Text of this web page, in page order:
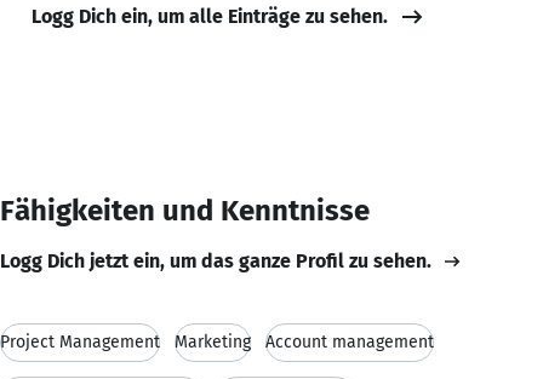
Logg Dich ein, um alle Einträge zu sehen.
Fähigkeiten und Kenntnisse
Logg Dich jetzt ein, um das ganze Profil zu sehen.
Project Management Marketing Account management